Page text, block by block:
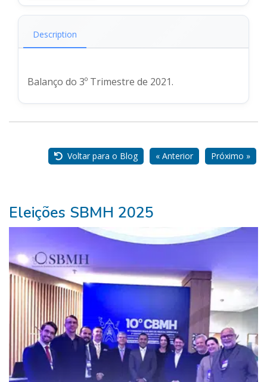
Description
Balanço do 3º Trimestre de 2021.
Parceiros
Vitality
Club
-
Diabetes,
Fitness,
Relationships
Voltar para o Blog « Anterior Próximo »
Eleições SBMH 2025